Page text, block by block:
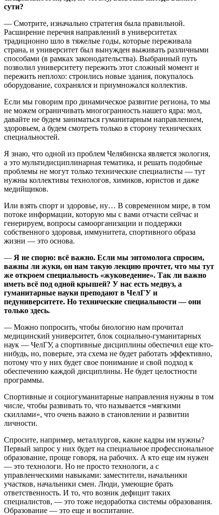
сути?
— Смотрите, изначально стратегия была правильной.
Расширение перечня направлений в университетах
традиционно шло в тяжелые годы, которые переживала
страна, и университет был вынужден выживать различными
способами (в рамках законодательства). Выбранный путь
позволил университету пережить этот сложный момент и
пережить неплохо: строились новые здания, покупалось
оборудование, сохранялся и приумножался коллектив.
Если мы говорим про динамическое развитие региона, то мы
не можем ограничивать многогранность нашего ядра: мол,
давайте не будем заниматься гуманитарным направлением,
здоровьем, а будем смотреть только в сторону технических
специальностей.
Я знаю, что одной из проблем Челябинска является экология,
а это мультидисциплинарная тематика, и решать подобные
проблемы не могут только технические специалисты — тут
нужны коллективы технологов, химиков, юристов и даже
медийщиков.
Или взять спорт и здоровье, ну… В современном мире, в том
потоке информации, которую мы с вами отчасти сейчас и
генерируем, вопросы самоорганизации и поддержки
собственного здоровья, иммунитета, спортивного образа
жизни — это основа.
— Я не спорю: всё важно. Если мы энтомолога спросим,
важны ли жуки, он нам такую лекцию прочтет, что мы тут
же откроем специальность «жуковедение». Так ли важно
иметь всё под одной крышей? У нас есть медвуз, а
гуманитарные науки преподают в ЧелГУ и
педуниверситете. Но технические специальности — они
только здесь.
— Можно попросить, чтобы биологию нам прочитал
медицинский университет, блок социально-гуманитарных
наук — ЧелГУ, а спортивные дисциплины обеспечил еще кто-
нибудь, но, поверьте, эта схема не будет работать эффективно,
потому что у них будет свое понимание и свой подход к
обеспечению каждой дисциплины. Не будет целостности
программы.
Спортивные и социогуманитарные направления нужны в том
числе, чтобы развивать то, что называется «мягкими
скиллами», что очень важно в становлении и развитии
личности.
Спросите, например, металлургов, какие кадры им нужны?
Первый запрос у них будет на специальное профессиональное
образование, проще говоря, на рабочих. А кто еще им нужен
— это технологи. Но не просто технологи, а с
управленческими навыками: заместители, начальники
участков, начальники смен. Люди, умеющие брать
ответственность. И то, что возник дефицит таких
специалистов, — это тоже недоработка системы образования.
Образование — это еще и воспитание.